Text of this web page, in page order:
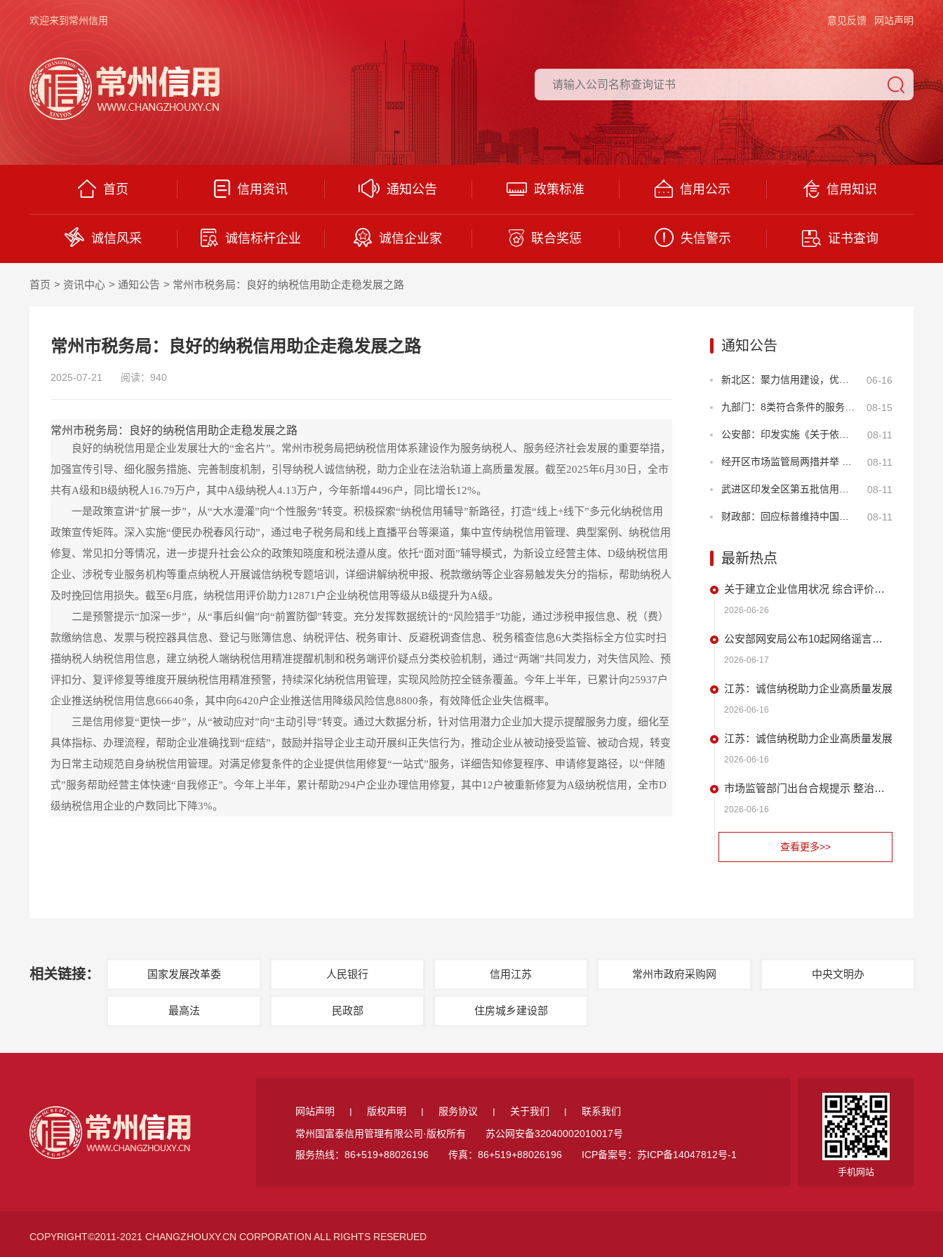
欢迎来到常州信用 网站声明
意见反馈
首页 信用资讯 通知公告 政策标准 信用公示 信用知识
诚信风采 诚信标杆企业 诚信企业家 联合奖惩 失信警示 证书查询
首页 资讯中心 通知公告 常州市税务局：良好的纳税信用助企走稳发展之路
常州市税务局：良好的纳税信用助企走稳发展之路
2025-07-21 阅读：940
常州市税务局：良好的纳税信用助企走稳发展之路
良好的纳税信用是企业发展壮大的“金名片”。常州市税务局把纳税信用体系建设作为服务纳税人、服务经济社会发展的重要举措，
加强宣传引导、细化服务措施、完善制度机制，引导纳税人诚信纳税，助力企业在法治轨道上高质量发展。截至2025年6月30日，全市
共有A级和B级纳税人16.79万户，其中A级纳税人4.13万户，今年新增4496户，同比增长12%。
一是政策宣讲“扩展一步”，从“大水漫灌”向“个性服务”转变。积极探索“纳税信用辅导”新路径，打造“线上+线下”多元化纳税信用
政策宣传矩阵。深入实施“便民办税春风行动”，通过电子税务局和线上直播平台等渠道，集中宣传纳税信用管理、典型案例、纳税信用
修复、常见扣分等情况，进一步提升社会公众的政策知晓度和税法遵从度。依托“面对面”辅导模式，为新设立经营主体、D级纳税信用
企业、涉税专业服务机构等重点纳税人开展诚信纳税专题培训，详细讲解纳税申报、税款缴纳等企业容易触发失分的指标，帮助纳税人
及时挽回信用损失。截至6月底，纳税信用评价助力12871户企业纳税信用等级从B级提升为A级。
二是预警提示“加深一步”，从“事后纠偏”向“前置防御”转变。充分发挥数据统计的“风险猎手”功能，通过涉税申报信息、税（费）
款缴纳信息、发票与税控器具信息、登记与账簿信息、纳税评估、税务审计、反避税调查信息、税务稽查信息6大类指标全方位实时扫
描纳税人纳税信用信息，建立纳税人端纳税信用精准提醒机制和税务端评价疑点分类校验机制，通过“两端”共同发力，对失信风险、预
评扣分、复评修复等维度开展纳税信用精准预警，持续深化纳税信用管理，实现风险防控全链条覆盖。今年上半年，已累计向25937户
企业推送纳税信用信息66640条，其中向6420户企业推送信用降级风险信息8800条，有效降低企业失信概率。
三是信用修复“更快一步”，从“被动应对”向“主动引导”转变。通过大数据分析，针对信用潜力企业加大提示提醒服务力度，细化至
具体指标、办理流程，帮助企业准确找到“症结”，鼓励并指导企业主动开展纠正失信行为，推动企业从被动接受监管、被动合规，转变
为日常主动规范自身纳税信用管理。对满足修复条件的企业提供信用修复“一站式”服务，详细告知修复程序、申请修复路径，以“伴随
式”服务帮助经营主体快速“自我修正”。今年上半年，累计帮助294户企业办理信用修复，其中12户被重新修复为A级纳税信用，全市D
级纳税信用企业的户数同比下降3%。
通知公告
06-16
08-15
08-11
08-11
08-11
08-11
最新热点
关于建立企业信用状况 综合评价体系的实施方案
2026-06-26
公安部网安局公布10起网络谣言违法犯罪 典型案例
2026-06-17
江苏：诚信纳税助力企业高质量发展
2026-06-16
江苏：诚信纳税助力企业高质量发展
2026-06-16
市场监管部门出台合规提示 整治扫码缴费广告问题
2026-06-16
查看更多>>
相关链接： 国家发展改革委 人民银行 信用江苏 常州市政府采购网 中央文明办
最高法 民政部 住房城乡建设部
网站声明 | 版权声明 | 服务协议 | 关于我们 |
联系我们
常州国富泰信用管理有限公司·版权所有 苏公网安备32040002010017号
服务热线：86+519+88026196 传真：86+519+88026196 ICP备案号： 苏ICP备14047812号-1
手机网站
COPYRIGHT©2011-2021 CHANGZHOUXY.CN CORPORATION ALL RIGHTS RESERUED